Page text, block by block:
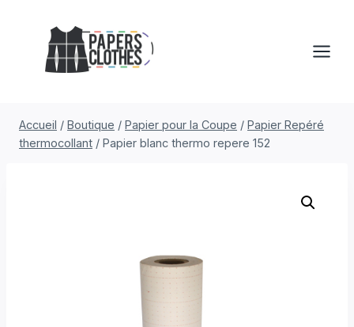
contenu
Accueil / Boutique / Papier pour la Coupe / Papier Repéré
thermocollant / Papier blanc thermo repere 152